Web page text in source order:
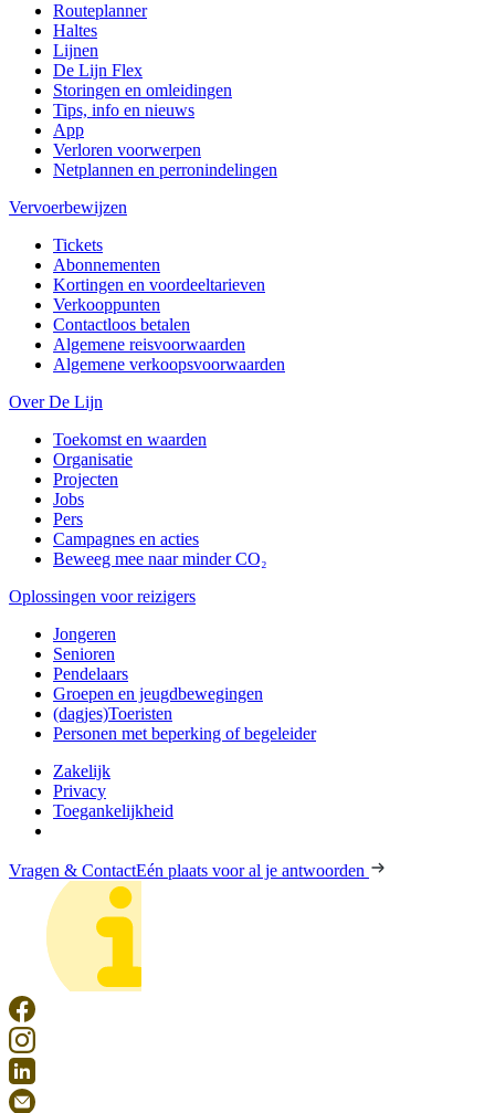
Routeplanner
Haltes
Lijnen
De Lijn Flex
Storingen en omleidingen
Tips, info en nieuws
App
Verloren voorwerpen
Netplannen en perronindelingen
Vervoerbewijzen
Tickets
Abonnementen
Kortingen en voordeeltarieven
Verkooppunten
Contactloos betalen
Algemene reisvoorwaarden
Algemene verkoopsvoorwaarden
Over De Lijn
Toekomst en waarden
Organisatie
Projecten
Jobs
Pers
Campagnes en acties
Beweeg mee naar minder CO₂
Oplossingen voor reizigers
Jongeren
Senioren
Pendelaars
Groepen en jeugdbewegingen
(dagjes)Toeristen
Personen met beperking of begeleider
Zakelijk
Privacy
Toegankelijkheid
Vragen & ContactEén plaats voor al je antwoorden